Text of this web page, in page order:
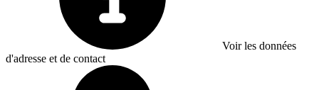
Voir les données
d'adresse et de contact